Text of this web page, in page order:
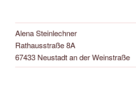
Alena Steinlechner
Rathausstraße 8A
67433 Neustadt an der Weinstraße